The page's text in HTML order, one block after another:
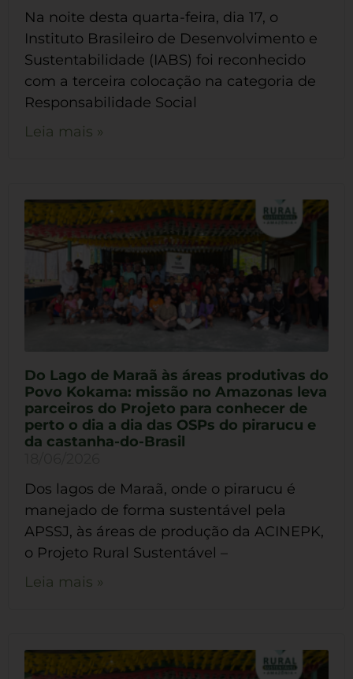
Na noite desta quarta-feira, dia 17, o
Instituto Brasileiro de Desenvolvimento e
Sustentabilidade (IABS) foi reconhecido
com a terceira colocação na categoria de
Responsabilidade Social
Leia mais »
Do Lago de Maraã às áreas produtivas do
Povo Kokama: missão no Amazonas leva
parceiros do Projeto para conhecer de
perto o dia a dia das OSPs do pirarucu e
da castanha-do-Brasil
Dos lagos de Maraã, onde o pirarucu é
manejado de forma sustentável pela
APSSJ, às áreas de produção da ACINEPK,
o Projeto Rural Sustentável –
Leia mais »